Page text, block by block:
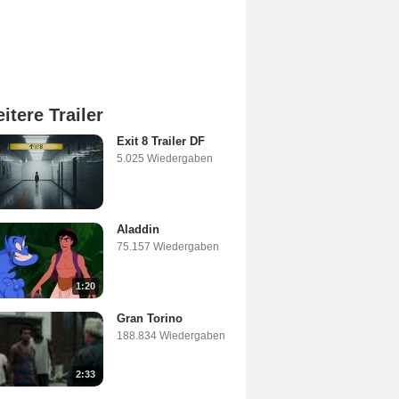
Trailer
Exit 8 Trailer DF
5.025 Wiedergaben
1:20
Aladdin
75.157 Wiedergaben
2:33
Gran Torino
188.834 Wiedergaben